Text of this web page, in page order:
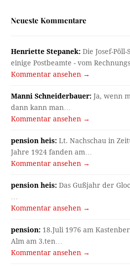
Neueste Kommentare
Henriette Stepanek: Die Josef-
einige Postbeamte - vom
Kommentar ansehen →
Manni Schneiderbauer: Ja, wenn
dann kann man…
Kommentar ansehen →
pension heis: Lt. Nachschau in
Jahre 1924 fanden am…
Kommentar ansehen →
pension heis: Das Gußjahr der
Kommentar ansehen →
pension: 18.Juli 1976 am
Alm am 3.ten…
Kommentar ansehen →